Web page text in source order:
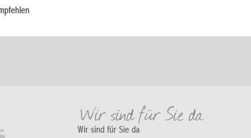
Wir sind für Sie da